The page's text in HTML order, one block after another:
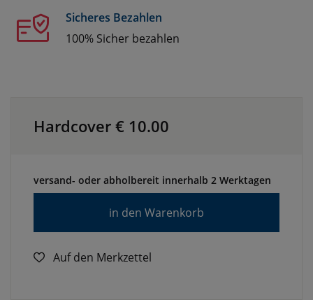
Sicheres Bezahlen
100% Sicher bezahlen
Hardcover € 10.00
versand- oder abholbereit innerhalb 2 Werktagen
in den Warenkorb
Auf den Merkzettel